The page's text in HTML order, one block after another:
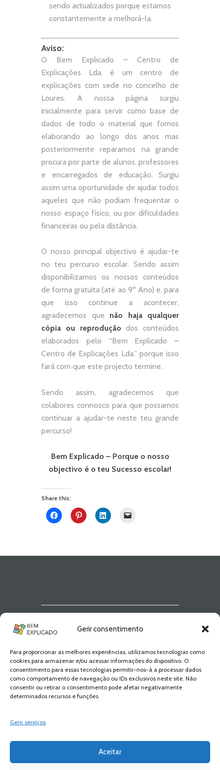
Gerir consentimento
Para proporcionar as melhores experiências, utilizamos tecnologias como
cookies para armazenar e/ou acessar informações do dispositivo. O
consentimento para essas tecnologias permitir-nos-à a processar dados
como comportamento de navegação ou IDs exclusivos neste site. Não
consentir ou retirar o consentimento pode afetar negativamente
determinados recursos e funções.
Gerir serviços
Aceitar
sendo actualizados porque estamos
constantemente a melhorá-la.
Aviso:
O Bem Explicado – Centro de
Explicações Lda. é um centro de
explicações com sede no concelho de
Loures. A nossa página surgiu
inicialmente para servir como base de
dados de todo o material que fomos
elaborando ao longo dos anos mas
posteriormente reparamos na grande
procura por parte de alunos, professores
e encarregados de educação. Surgiu
assim uma oportunidade de ajudar todos
aqueles que não podiam frequentar o
nosso espaço físico, ou por dificuldades
financeiras ou pela distância.
O nosso principal objectivo é ajudar-te
no teu percurso escolar. Sendo assim
disponibilizamos os nossos conteúdos
de forma gratuita (até ao 9º Ano) e, para
que isso continue a acontecer,
agradecemos que não
haja qualquer
cópia ou reprodução dos conteúdos
elaborados pelo “Bem Explicado –
Centro de Explicações Lda.” porque isso
fará com que este projecto termine.
Sendo assim, agradecemos que
colabores connosco para que possamos
continuar a ajudar-te neste teu grande
percurso!
Bem Explicado – Porque o nosso
objectivo é o teu Sucesso escolar!
Share this:
Newsletter Bem
Explicado
Fica a par de todas as novidades! Zero
Spam, apenas novidades e novos
conteúdos!